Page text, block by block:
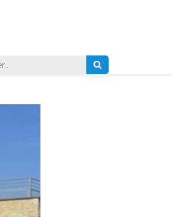
Rechercher :